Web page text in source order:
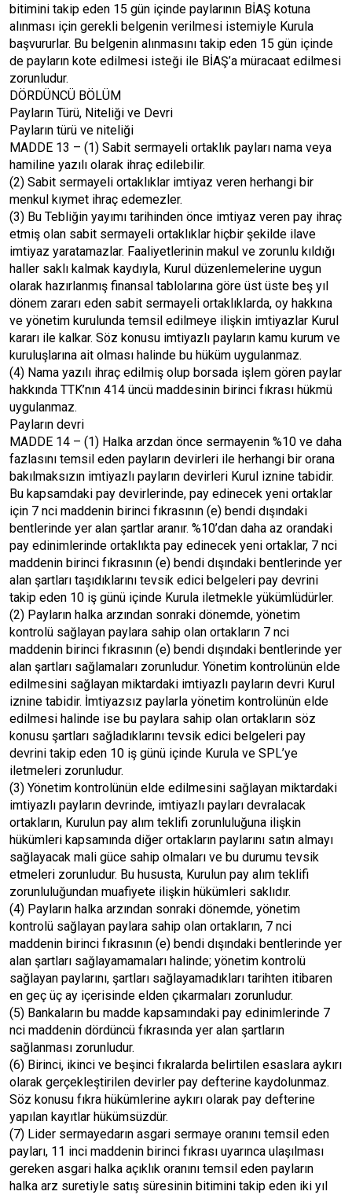
bitimini takip eden 15 gün içinde paylarının BİAŞ kotuna
alınması için gerekli belgenin verilmesi istemiyle Kurula
başvururlar. Bu belgenin alınmasını takip eden 15 gün içinde
de payların kote edilmesi isteği ile BİAŞ’a müracaat edilmesi
zorunludur.
DÖRDÜNCÜ BÖLÜM
Payların Türü, Niteliği ve Devri
Payların türü ve niteliği
MADDE 13 – (1) Sabit sermayeli ortaklık payları nama veya
hamiline yazılı olarak ihraç edilebilir.
(2) Sabit sermayeli ortaklıklar imtiyaz veren herhangi bir
menkul kıymet ihraç edemezler.
(3) Bu Tebliğin yayımı tarihinden önce imtiyaz veren pay ihraç
etmiş olan sabit sermayeli ortaklıklar hiçbir şekilde ilave
imtiyaz yaratamazlar. Faaliyetlerinin makul ve zorunlu kıldığı
haller saklı kalmak kaydıyla, Kurul düzenlemelerine uygun
olarak hazırlanmış finansal tablolarına göre üst üste beş yıl
dönem zararı eden sabit sermayeli ortaklıklarda, oy hakkına
ve yönetim kurulunda temsil edilmeye ilişkin imtiyazlar Kurul
kararı ile kalkar. Söz konusu imtiyazlı payların kamu kurum ve
kuruluşlarına ait olması halinde bu hüküm uygulanmaz.
(4) Nama yazılı ihraç edilmiş olup borsada işlem gören paylar
hakkında TTK’nın 414 üncü maddesinin birinci fıkrası hükmü
uygulanmaz.
Payların devri
MADDE 14 – (1) Halka arzdan önce sermayenin %10 ve daha
fazlasını temsil eden payların devirleri ile herhangi bir orana
bakılmaksızın imtiyazlı payların devirleri Kurul iznine tabidir.
Bu kapsamdaki pay devirlerinde, pay edinecek yeni ortaklar
için 7 nci maddenin birinci fıkrasının (e) bendi dışındaki
bentlerinde yer alan şartlar aranır. %10’dan daha az orandaki
pay edinimlerinde ortaklıkta pay edinecek yeni ortaklar, 7 nci
maddenin birinci fıkrasının (e) bendi dışındaki bentlerinde yer
alan şartları taşıdıklarını tevsik edici belgeleri pay devrini
takip eden 10 iş günü içinde Kurula iletmekle yükümlüdürler.
(2) Payların halka arzından sonraki dönemde, yönetim
kontrolü sağlayan paylara sahip olan ortakların 7 nci
maddenin birinci fıkrasının (e) bendi dışındaki bentlerinde yer
alan şartları sağlamaları zorunludur. Yönetim kontrolünün elde
edilmesini sağlayan miktardaki imtiyazlı payların devri Kurul
iznine tabidir. İmtiyazsız paylarla yönetim kontrolünün elde
edilmesi halinde ise bu paylara sahip olan ortakların söz
konusu şartları sağladıklarını tevsik edici belgeleri pay
devrini takip eden 10 iş günü içinde Kurula ve SPL’ye
iletmeleri zorunludur.
(3) Yönetim kontrolünün elde edilmesini sağlayan miktardaki
imtiyazlı payların devrinde, imtiyazlı payları devralacak
ortakların, Kurulun pay alım teklifi zorunluluğuna ilişkin
hükümleri kapsamında diğer ortakların paylarını satın almayı
sağlayacak mali güce sahip olmaları ve bu durumu tevsik
etmeleri zorunludur. Bu hususta, Kurulun pay alım teklifi
zorunluluğundan muafiyete ilişkin hükümleri saklıdır.
(4) Payların halka arzından sonraki dönemde, yönetim
kontrolü sağlayan paylara sahip olan ortakların, 7 nci
maddenin birinci fıkrasının (e) bendi dışındaki bentlerinde yer
alan şartları sağlayamamaları halinde; yönetim kontrolü
sağlayan paylarını, şartları sağlayamadıkları tarihten itibaren
en geç üç ay içerisinde elden çıkarmaları zorunludur.
(5) Bankaların bu madde kapsamındaki pay edinimlerinde 7
nci maddenin dördüncü fıkrasında yer alan şartların
sağlanması zorunludur.
(6) Birinci, ikinci ve beşinci fıkralarda belirtilen esaslara aykırı
olarak gerçekleştirilen devirler pay defterine kaydolunmaz.
Söz konusu fıkra hükümlerine aykırı olarak pay defterine
yapılan kayıtlar hükümsüzdür.
(7) Lider sermayedarın asgari sermaye oranını temsil eden
payları, 11 inci maddenin birinci fıkrası uyarınca ulaşılması
gereken asgari halka açıklık oranını temsil eden payların
halka arz suretiyle satış süresinin bitimini takip eden iki yıl